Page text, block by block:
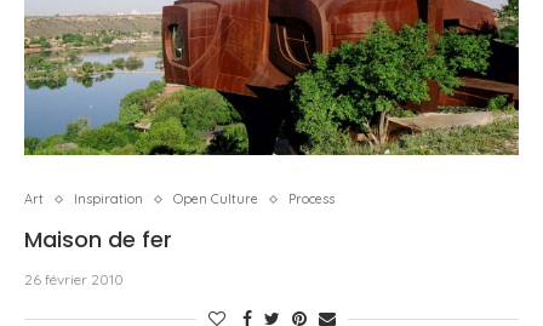
Art Inspiration Open Culture Process
Maison de fer
26 février 2010